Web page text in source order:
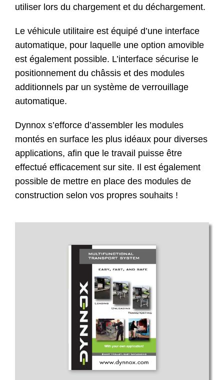
utiliser lors du chargement et du déchargement.
Le véhicule utilitaire est équipé d’une interface
automatique, pour laquelle une option amovible
est également possible. L’interface sécurise le
positionnement du châssis et des modules
additionnels par un système de verrouillage
automatique.
Dynnox s’efforce d’assembler les modules
montés en surface les plus idéaux pour diverses
applications, afin que le travail puisse être
effectué efficacement sur site. Il est également
possible de mettre en place des modules de
construction selon vos propres souhaits !